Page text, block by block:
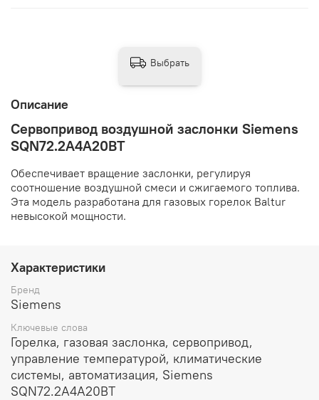
Описание
Сервопривод воздушной заслонки Siemens
SQN72.2A4A20BT
Обеспечивает вращение заслонки, регулируя
соотношение воздушной смеси и сжигаемого топлива.
Эта модель разработана для газовых горелок Baltur
невысокой мощности.
Характеристики
Бренд
Siemens
Ключевые слова
Горелка, газовая заслонка, сервопривод,
управление температурой, климатические
системы, автоматизация, Siemens
SQN72.2A4A20BT
Выбрать